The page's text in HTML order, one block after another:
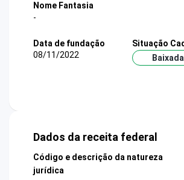
Nome Fantasia
-
Data de fundação
08/11/2022
Situação
Baixada
Dados da receita federal
Código e descrição da natureza
jurídica